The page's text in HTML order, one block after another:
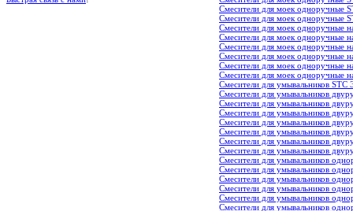
Смесители для моек одноручные
Смесители для моек одноручные
Смесители для моек одноручные
Смесители для моек одноручные
Смесители для моек одноручные
Смесители для моек одноручные
Смесители для моек одноручные
Смесители для моек одноручные
Смесители для умывальников
Смесители для умывальников
Смесители для умывальников
Смесители для умывальников
Смесители для умывальников
Смесители для умывальников
Смесители для умывальников
Смесители для умывальников
Смесители для умывальников
Смесители для умывальников
Смесители для умывальников
Смесители для умывальников
Смесители для умывальников
Смесители для умывальников